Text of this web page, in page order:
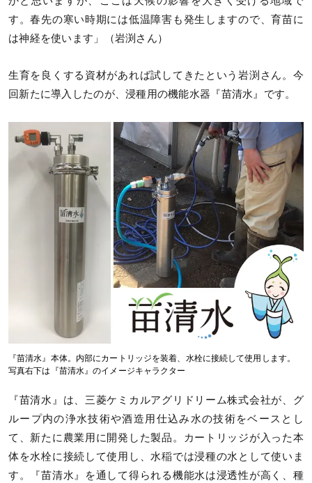
す。春先の寒い時期には低温障害も発生しますので、育苗に
は神経を使います」（岩渕さん）
生育を良くする資材があれば試してきたという岩渕さん。今
回新たに導入したのが、浸種用の機能水器『苗清水』です。
『苗清水』本体。内部にカートリッジを装着、水栓に接続して使用します。
写真右下は『苗清水』のイメージキャラクター
『苗清水』は、三菱ケミカルアグリドリーム株式会社が、グ
ループ内の浄水技術や酒造用仕込み水の技術をベースとし
て、新たに農業用に開発した製品。カートリッジが入った本
体を水栓に接続して使用し、水稲では浸種の水として使いま
す。『苗清水』を通して得られる機能水は浸透性が高く、種